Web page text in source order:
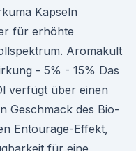
Kapseln
für erhöhte
Aromakult
- 5% - 15% Das
verfügt über einen
Geschmack des Bio-
Entourage-Effekt,
für eine